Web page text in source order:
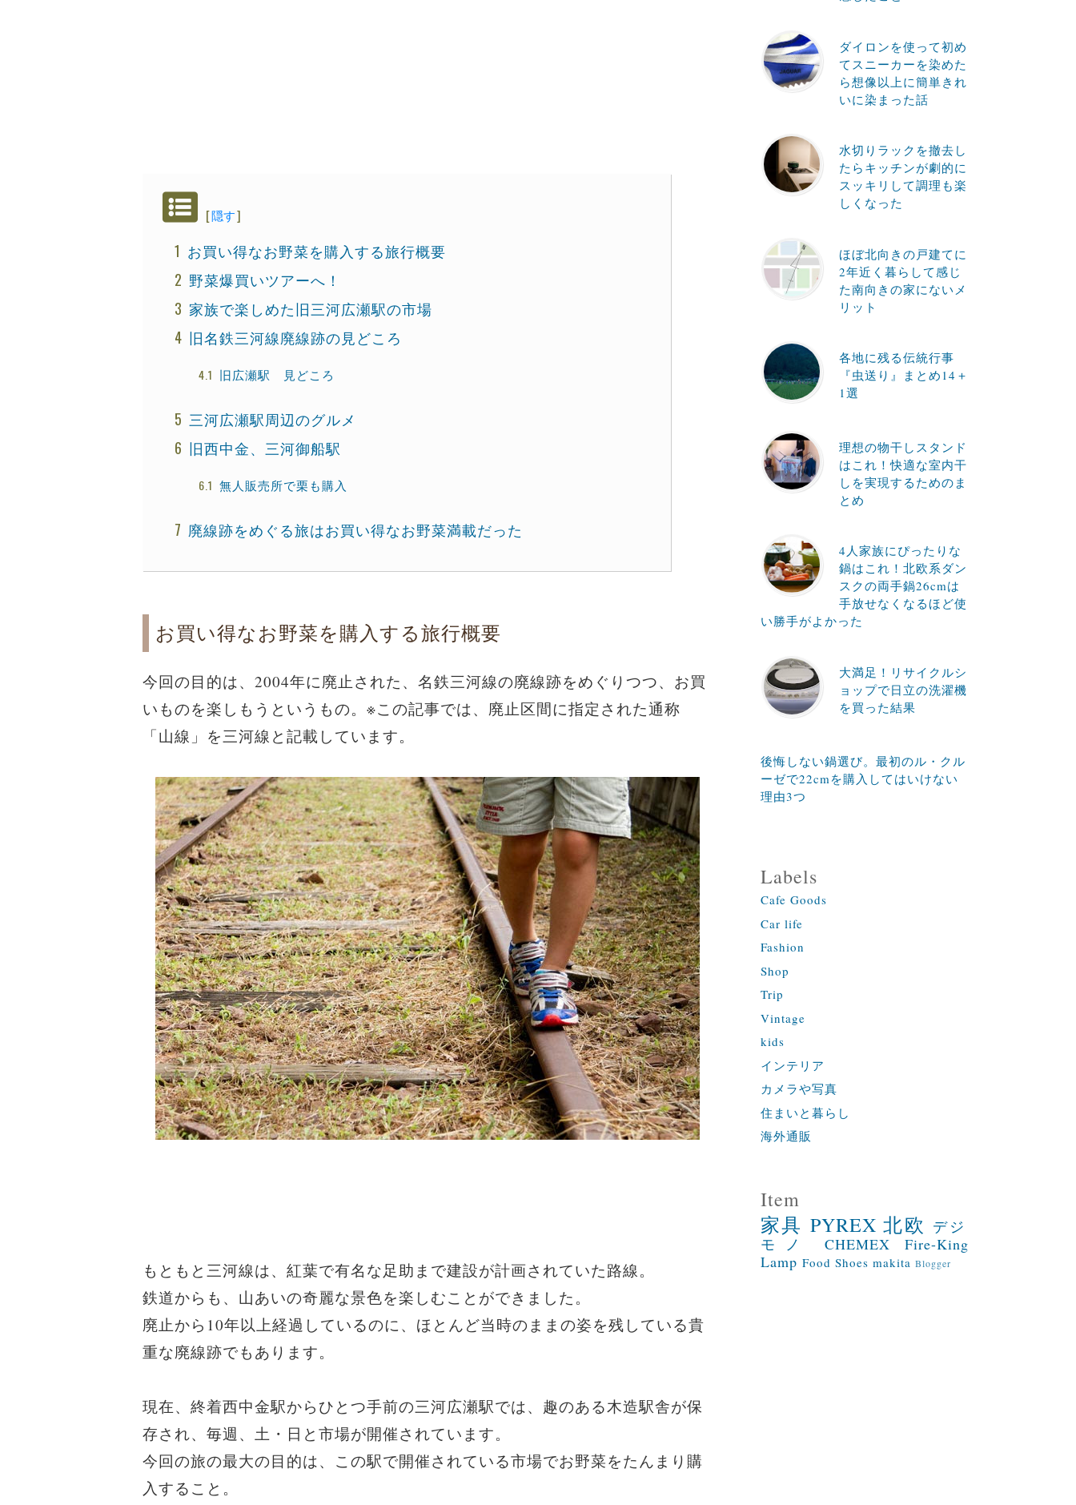
[隠す]
お買い得なお野菜を購入する旅行概要
野菜爆買いツアーへ！
家族で楽しめた旧三河広瀬駅の市場
旧名鉄三河線廃線跡の見どころ
旧広瀬駅 見どころ
三河広瀬駅周辺のグルメ
旧西中金、三河御船駅
無人販売所で栗も購入
廃線跡をめぐる旅はお買い得なお野菜満載だった
お買い得なお野菜を購入する旅行概要
今回の目的は、2004年に廃止された、名鉄三河線の廃線跡をめぐりつつ、お買
いものを楽しもうというもの。※この記事では、廃止区間に指定された通称
「山線」を三河線と記載しています。
もともと三河線は、紅葉で有名な足助まで建設が計画されていた路線。
鉄道からも、山あいの奇麗な景色を楽しむことができました。
廃止から10年以上経過しているのに、ほとんど当時のままの姿を残している貴
重な廃線跡でもあります。
現在、終着西中金駅からひとつ手前の三河広瀬駅では、趣のある木造駅舎が保
存され、毎週、土・日と市場が開催されています。
今回の旅の最大の目的は、この駅で開催されている市場でお野菜をたんまり購
入すること。
ダイロンを使って初め
てスニーカーを染めた
ら想像以上に簡単きれ
いに染まった話
水切りラックを撤去し
たらキッチンが劇的に
スッキリして調理も楽
しくなった
ほぼ北向きの戸建てに
2年近く暮らして感じ
た南向きの家にないメ
リット
各地に残る伝統行事
『虫送り』まとめ14＋
1選
理想の物干しスタンド
はこれ！快適な室内干
しを実現するためのま
とめ
4人家族にぴったりな
鍋はこれ！北欧系ダン
スクの両手鍋26cmは
手放せなくなるほど使
い勝手がよかった
大満足！リサイクルシ
ョップで日立の洗濯機
を買った結果
後悔しない鍋選び。最初のル・クル
ーゼで22cmを購入してはいけない
理由3つ
Labels
Cafe Goods
Car life
Fashion
Shop
Trip
Vintage
kids
インテリア
カメラや写真
住まいと暮らし
海外通販
Item
家具 PYREX 北欧 デジ
モノ
CHEMEX
Fire-King
Lamp Food Shoes makita Blogger